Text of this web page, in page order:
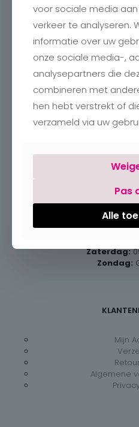
+32
Maandag:
Zaterdag:
Zondag:
Mijn
Algemene
voor sociale media
verkeer te analyseren.
informatie over uw
onze sociale media-,
analysepartners die
combineren met
hen hebt verstrekt of
verzameld via uw
Pas
Alle